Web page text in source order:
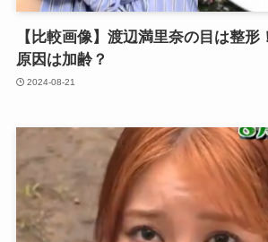
【比較画像】渡辺満里奈の目は整形
原因は加齢？
2024-08-21